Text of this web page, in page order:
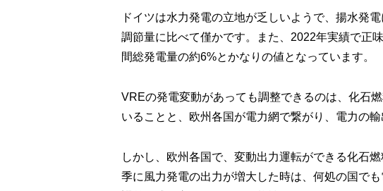
ドイツは水力発電の立地が乏しいようで、揚水発
調節量に比べて僅かです。また、2022年実績で正
間総発電量の約6%とかなりの値となっています。
VREの発電変動があっても調整できるのは、化石
いることと、欧州各国が電力網で繋がり、電力の輸
しかし、欧州各国で、変動出力運転ができる化石
季に風力発電の出力が増大した時は、何処の国で